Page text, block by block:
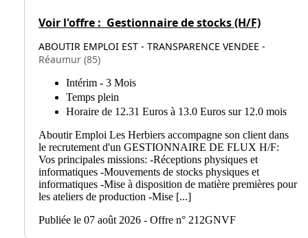
Voir l'offre : Gestionnaire de stocks (H/F)
ABOUTIR EMPLOI EST - TRANSPARENCE VENDEE -
Réaumur (85)
Intérim - 3 Mois
Temps plein
Horaire de 12.31 Euros à 13.0 Euros sur 12.0 mois
Aboutir Emploi Les Herbiers accompagne son client dans
le recrutement d'un GESTIONNAIRE DE FLUX H/F:
Vos principales missions: -Réceptions physiques et
informatiques -Mouvements de stocks physiques et
informatiques -Mise à disposition de matière premières pour
les ateliers de production -Mise [...]
Publiée le 07 août 2026 - Offre n° 212GNVF